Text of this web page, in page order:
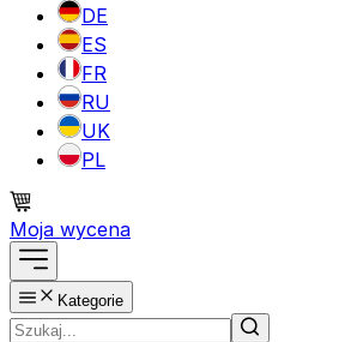
DE
ES
FR
RU
UK
PL
Moja wycena
Kategorie